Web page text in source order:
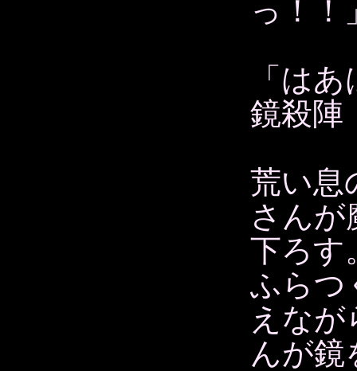
っ！！
「は
鏡殺陣
荒い息
さんが
下ろす
ふらつ
えなが
んが鏡